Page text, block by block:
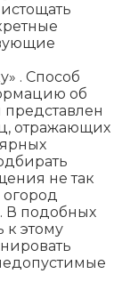
. Способ
об
представлен
отражающих
не так
огород
В подобных
к этому